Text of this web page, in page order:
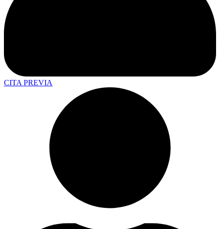
CITA PREVIA